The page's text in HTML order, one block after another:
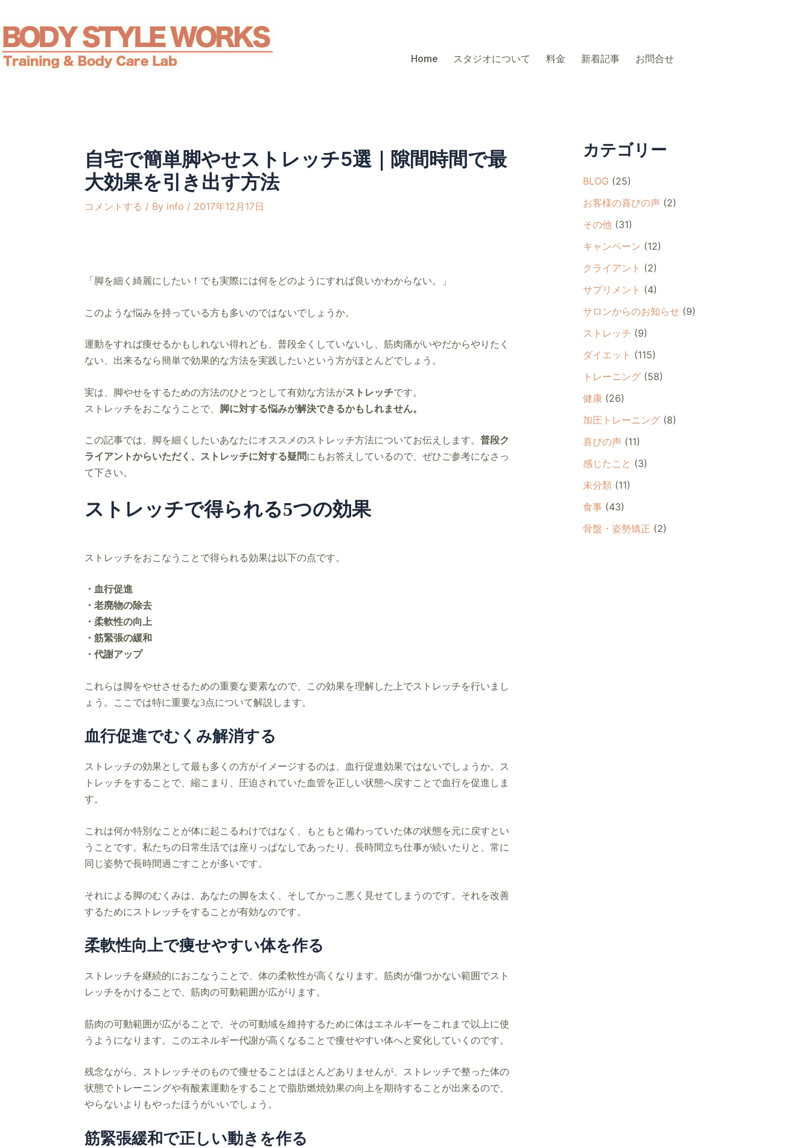
容
を
ス
キ
Home スタジオについて 料金 新着記事 お問合せ
自宅で簡単脚やせストレッチ5選｜隙間時間で最
大効果を引き出す方法
コメントする / By info / 2017年12月17日
「脚を細く綺麗にしたい！でも実際には何をどのようにすれば良いかわからない。」
このような悩みを持っている方も多いのではないでしょうか。
運動をすれば痩せるかもしれない得れども、普段全くしていないし、筋肉痛がいやだからやりたく
ない、出来るなら簡単で効果的な方法を実践したいという方がほとんどでしょう。
実は、脚やせをするための方法のひとつとして有効な方法がストレッチです。
ストレッチをおこなうことで、 脚に対する悩みが解決できるかもしれません。
この記事では、脚を細くしたいあなたにオススメのストレッチ方法についてお伝えします。 普段ク
ライアントからいただく、ストレッチに対する疑問にもお答えしているので、ぜひご参考になさっ
て下さい。
ストレッチで得られる5つの効果
ストレッチをおこなうことで得られる効果は以下の点です。
・血行促進
・老廃物の除去
・柔軟性の向上
・筋緊張の緩和
・代謝アップ
これらは脚をやせさせるための重要な要素なので、この効果を理解した上でストレッチを行いまし
ょう。ここでは特に重要な3点について解説します。
血行促進でむくみ解消する
ストレッチの効果として最も多くの方がイメージするのは、血行促進効果ではないでしょうか。ス
トレッチをすることで、縮こまり、圧迫されていた血管を正しい状態へ戻すことで血行を促進しま
す。
これは何か特別なことが体に起こるわけではなく、もともと備わっていた体の状態を元に戻すとい
うことです。私たちの日常生活では座りっぱなしであったり、長時間立ち仕事が続いたりと、常に
同じ姿勢で長時間過ごすことが多いです。
それによる脚のむくみは、あなたの脚を太く、そしてかっこ悪く見せてしまうのです。それを改善
するためにストレッチをすることが有効なのです。
柔軟性向上で痩せやすい体を作る
ストレッチを継続的におこなうことで、体の柔軟性が高くなります。筋肉が傷つかない範囲でスト
レッチをかけることで、筋肉の可動範囲が広がります。
筋肉の可動範囲が広がることで、その可動域を維持するために体はエネルギーをこれまで以上に使
うようになります。このエネルギー代謝が高くなることで痩せやすい体へと変化していくのです。
残念ながら、ストレッチそのもので痩せることはほとんどありませんが、ストレッチで整った体の
状態でトレーニングや有酸素運動をすることで脂肪燃焼効果の向上を期待することが出来るので、
やらないよりもやったほうがいいでしょう。
筋緊張緩和で正しい動きを作る
navigation
カテゴリー
BLOG (25)
お客様の喜びの声 (2)
その他 (31)
キャンペーン (12)
クライアント (2)
サプリメント (4)
サロンからのお知らせ (9)
ストレッチ (9)
ダイエット (115)
トレーニング (58)
健康 (26)
加圧トレーニング (8)
喜びの声 (11)
感じたこと (3)
未分類 (11)
食事 (43)
骨盤・姿勢矯正 (2)